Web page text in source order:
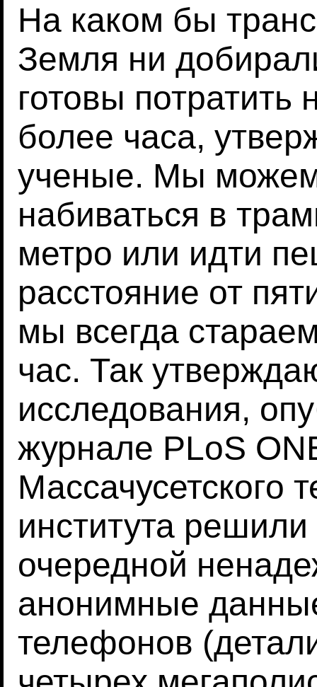
На каком бы
Земля ни
готовы
более часа,
ученые. Мы можем
набиваться в
метро или идти
расстояние от
мы всегда
час. Так
исследования,
журнале PLoS
Массачусетского
института
очередной
анонимные
телефонов